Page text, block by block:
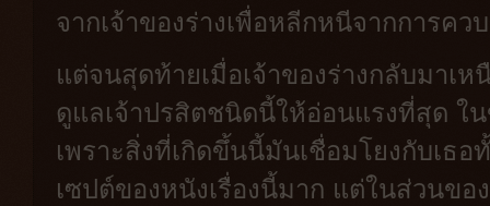
จากเจ้าของร่างเพื่อหลีกหนีจากการคว
แต่จนสุดท้ายเมื่อเจ้าของร่างกลับมาเ
ดูแลเจ้าปรสิตชนิดนี้ให้อ่อนแรงที่สุด ใ
เพราะสิ่งที่เกิดขึ้นนี้มันเชื่อมโยงกับเธ
เซปต์ของหนังเรื่องนี้มาก แต่ในส่วนข